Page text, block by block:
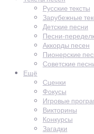
Русские тексты
Зарубежные
Детские песни
Песни-
Аккорды песен
Пионерские
Советские
Ещё
Сценки
Фокусы
Игровые
Викторины
Конкурсы
Загадки